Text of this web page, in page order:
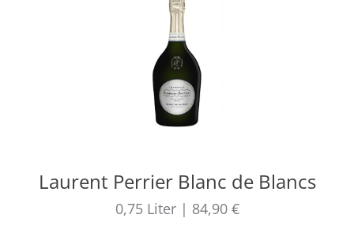
Laurent Perrier Blanc de Blancs
0,75 Liter | 84,90 €